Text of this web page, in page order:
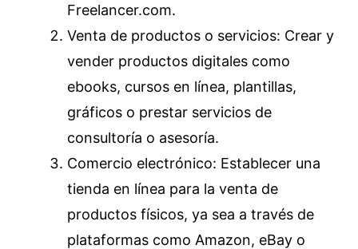
Freelancer.com.
Venta de productos o servicios: Crear y
vender productos digitales como
ebooks, cursos en línea, plantillas,
gráficos o prestar servicios de
consultoría o asesoría.
Comercio electrónico: Establecer una
tienda en línea para la venta de
productos físicos, ya sea a través de
plataformas como Amazon, eBay o